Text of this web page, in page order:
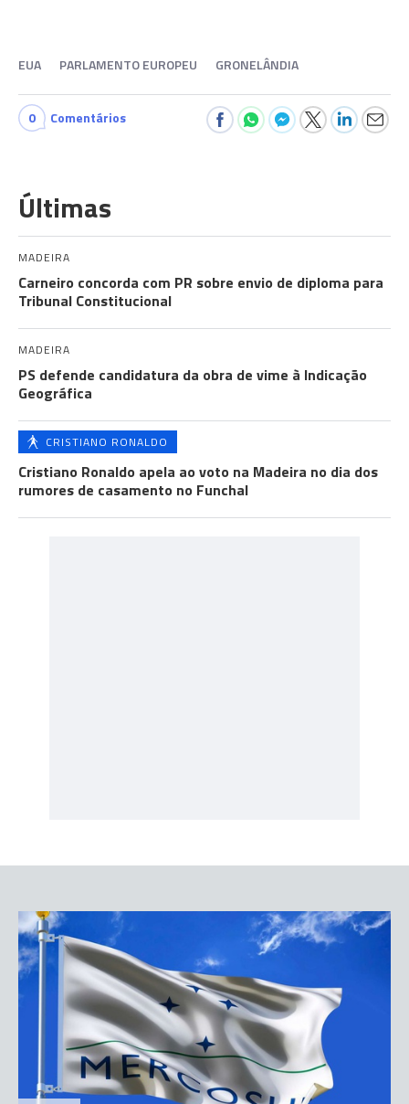
EUA PARLAMENTO EUROPEU GRONELÂNDIA
0 Comentários
Últimas
MADEIRA
Carneiro concorda com PR sobre envio de diploma para
Tribunal Constitucional
MADEIRA
PS defende candidatura da obra de vime à Indicação
Geográfica
CRISTIANO RONALDO
Cristiano Ronaldo apela ao voto na Madeira no dia dos
rumores de casamento no Funchal